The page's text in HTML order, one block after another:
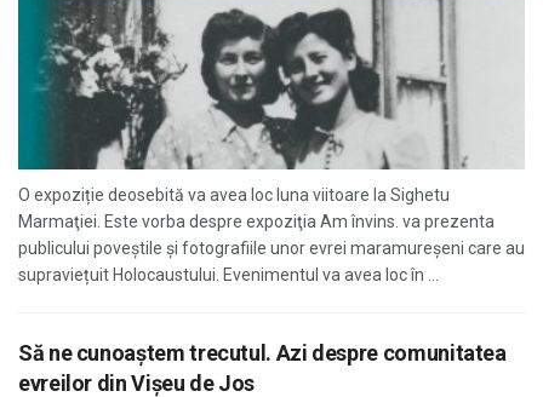
O expoziție deosebită va avea loc luna viitoare la Sighetu
Marmaţiei. Este vorba despre expoziţia Am învins. va prezenta
publicului poveștile și fotografiile unor evrei maramureșeni care au
supraviețuit Holocaustului. Evenimentul va avea loc în ...
Să ne cunoaştem trecutul. Azi despre comunitatea
evreilor din Vişeu de Jos